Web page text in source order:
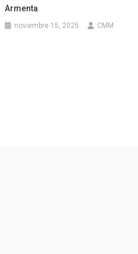
Armenta
noviembre 15, 2025 CMM